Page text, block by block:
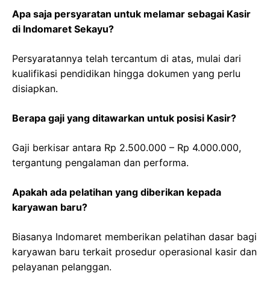
Apa saja persyaratan untuk melamar sebagai Kasir
di Indomaret Sekayu?
Persyaratannya telah tercantum di atas, mulai dari
kualifikasi pendidikan hingga dokumen yang perlu
disiapkan.
Berapa gaji yang ditawarkan untuk posisi Kasir?
Gaji berkisar antara Rp 2.500.000 – Rp 4.000.000,
tergantung pengalaman dan performa.
Apakah ada pelatihan yang diberikan kepada
karyawan baru?
Biasanya Indomaret memberikan pelatihan dasar bagi
karyawan baru terkait prosedur operasional kasir dan
pelayanan pelanggan.